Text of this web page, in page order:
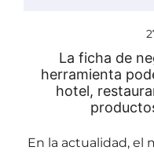
La ficha de
herramienta
hotel,
En la actualidad, el